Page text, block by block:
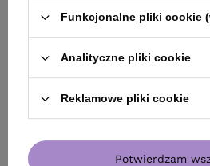
Do koszyka
Funkcjonalne pliki cookie
Analityczne pliki cookie
Reklamowe pliki cookie
Potwierdzam